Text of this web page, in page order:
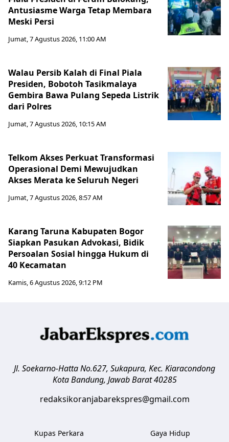
Antusiasme Warga Tetap Membara
Meski Persi
Jumat, 7 Agustus 2026, 11:00 AM
Walau Persib Kalah di Final Piala
Presiden, Bobotoh Tasikmalaya
Gembira Bawa Pulang Sepeda Listrik
dari Polres
Jumat, 7 Agustus 2026, 10:15 AM
Telkom Akses Perkuat Transformasi
Operasional Demi Mewujudkan
Akses Merata ke Seluruh Negeri
Jumat, 7 Agustus 2026, 8:57 AM
Karang Taruna Kabupaten Bogor
Siapkan Pasukan Advokasi, Bidik
Persoalan Sosial hingga Hukum di
40 Kecamatan
Kamis, 6 Agustus 2026, 9:12 PM
Jl. Soekarno-Hatta No.627, Sukapura, Kec. Kiaracondong
Kota Bandung, Jawab Barat 40285
redaksikoranjabarekspres@gmail.com
Kupas Perkara Gaya Hidup